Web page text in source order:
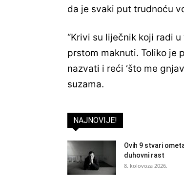
da je svaki put trudnoću
“Krivi su liječnik koji radi
prstom maknuti. Toliko je
nazvati i reći ‘što me
suzama.
NAJNOVIJE!
Ovih 9 stvari
duhovni rast
8. kolovoza 2026.